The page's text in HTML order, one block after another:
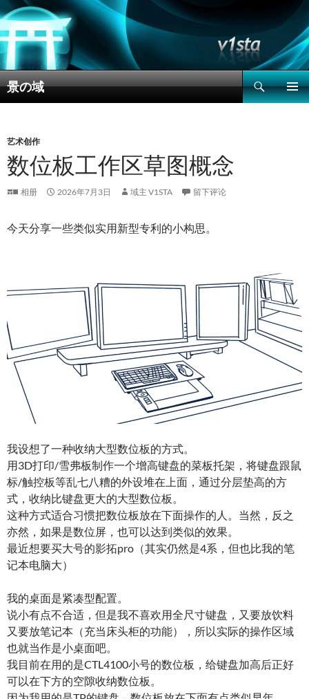
景の域
搜
索
文
艺术创作
数位板工作区草图概念
相册 2026年7月3日 域主 V1STA 留下评论
今天分享一些类似实用新型专利的小构思。
我设想了一种收纳大型数位板的方式。
用3D打印/雪弗板制作一个增高键盘的菜板托架，将键盘跟鼠
标/触控板等乱七八糟的外设堆在上面，通过分层垫高的方
式，收纳比键盘更大的大型数位板。
这种方式适合习惯把数位板放在下面操作的人。当然，反之
亦然，如果是数位屏，也可以达到类似的效果。
最近想要买大号的影拓pro（其实仍然是4系，但也比我的笔
记本电脑大）
我的桌面是紧凑型配置。
说小有点不合适，但是我不喜欢用全尺寸键盘，又要放饮料
又要放笔记本（充当床头柜的功能），所以实际的操作区域
也就当作是小桌面吧。
我目前在用的是CTL4100小号的数位板，给键盘加高后正好
可以在下方的空隙收纳数位板。